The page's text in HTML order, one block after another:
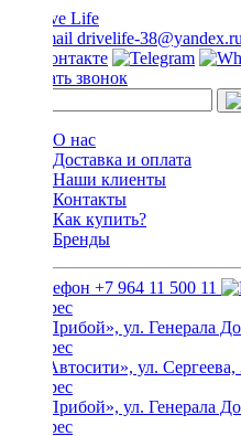
drivelife-38@yandex.ru
Заказать звонок
О нас
Доставка и оплата
Наши клиенты
Контакты
Как купить?
Бренды
+7 964 11 500 11
ТЦ «Прибой», ул. Генерала
ТЦ «Автосити», ул.
ТЦ «Прибой», ул. Генерала